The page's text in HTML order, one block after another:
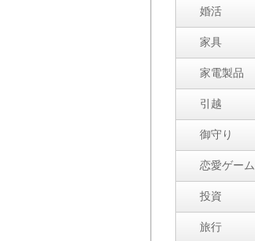
婚活
家具
家電製品
引越
御守り
恋愛ゲーム
投資
旅行